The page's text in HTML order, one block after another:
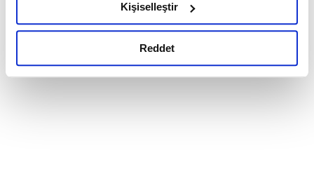
okumak ve sitemizi ziyaretiniz kapsamında
gerçekleştirilen veri işleme faaliyetleri ile ilgili daha
detaylı bilgi almak için lütfentıklayınız.
Kişiselleştir
Reddet